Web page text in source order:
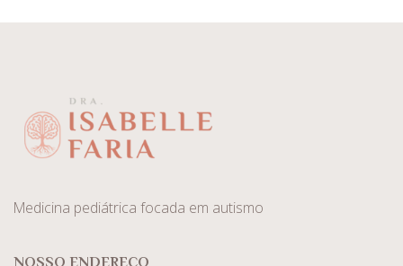
Medicina pediátrica focada em autismo
NOSSO ENDEREÇO